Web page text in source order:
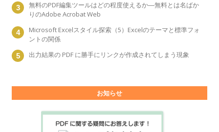
無料のPDF編集ツールはどの程度使えるか―無料とは名ばか
りのAdobe Acrobat Web
Microsoft Excelスタイル探索（5）Excelのテーマと標準フォ
ントの関係
出力結果の PDF に勝手にリンクが作成されてしまう現象
お知らせ